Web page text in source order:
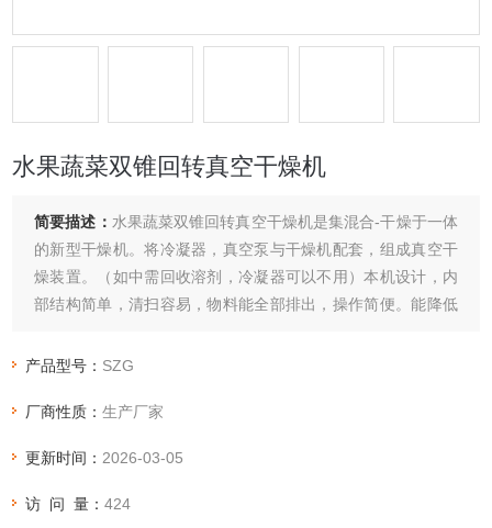
水果蔬菜双锥回转真空干燥机
简要描述： 水果蔬菜双锥回转真空干燥机是集混合-干燥于一体
的新型干燥机。将冷凝器，真空泵与干燥机配套，组成真空干
燥装置。（如中需回收溶剂，冷凝器可以不用）本机设计，内
部结构简单，清扫容易，物料能全部排出，操作简便。能降低
产品型号： SZG
厂商性质：生产厂家
更新时间： 2026-03-05
访 问 量：424